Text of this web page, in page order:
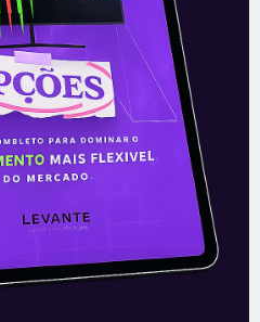
há meses com
na
dos seus usuários
Unidos. A